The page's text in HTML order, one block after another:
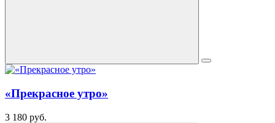
«Прекрасное утро»
3 180 руб.